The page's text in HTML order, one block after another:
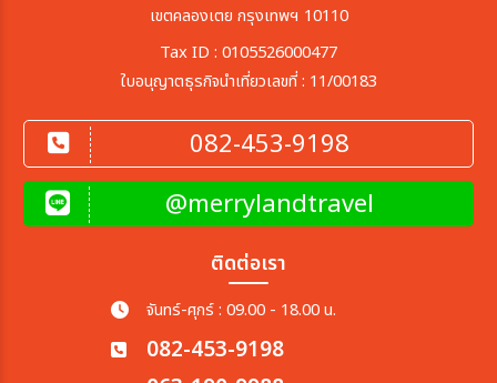
เขตคลองเตย กรุงเทพฯ 10110
Tax ID : 0105526000477
ใบอนุญาตธุรกิจนำเที่ยวเลขที่ : 11/00183
082-453-9198
@merrylandtravel
ติดต่อเรา
จันทร์-ศุกร์ : 09.00 - 18.00 น.
082-453-9198